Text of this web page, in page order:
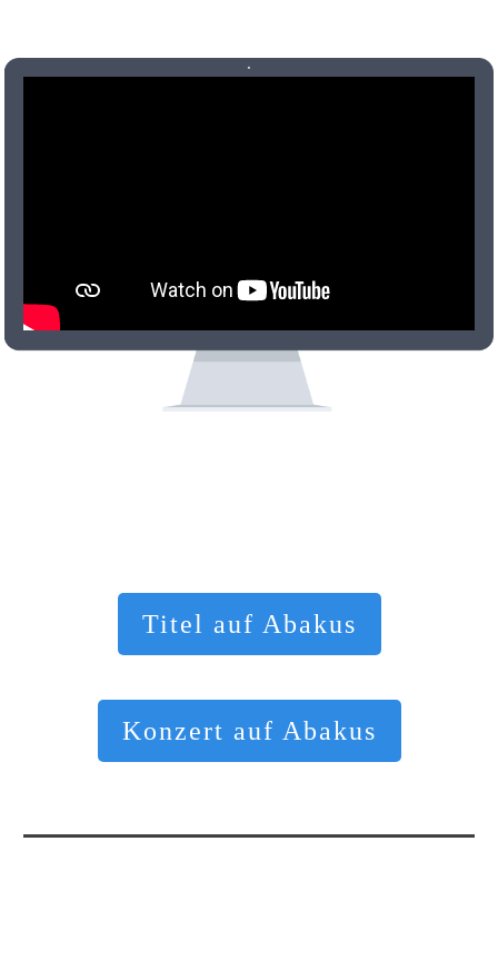
Titel auf Abakus
Konzert auf Abakus